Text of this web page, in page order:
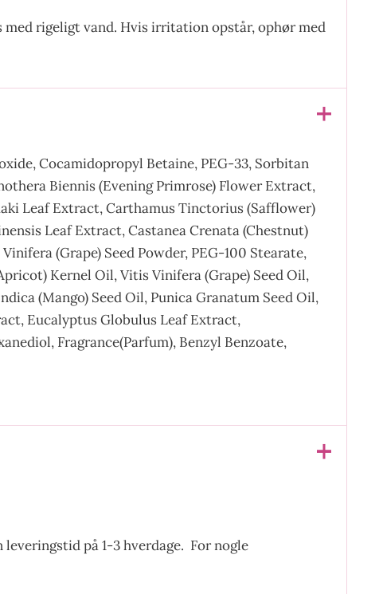
rigeligt vand. Hvis irritation opstår, ophør med
Cocamidopropyl Betaine, PEG-33, Sorbitan
Biennis (Evening Primrose) Flower Extract,
Leaf Extract, Carthamus Tinctorius (Safflower)
Leaf Extract, Castanea Crenata (Chestnut)
(Grape) Seed Powder, PEG-100 Stearate,
Kernel Oil, Vitis Vinifera (Grape) Seed Oil,
(Mango) Seed Oil, Punica Granatum Seed Oil,
Eucalyptus Globulus Leaf Extract,
Fragrance(Parfum), Benzyl Benzoate,
på 1-3 hverdage. For nogle